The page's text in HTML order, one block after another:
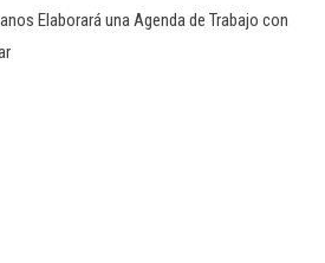
l
Elaborará una Agenda de Trabajo con